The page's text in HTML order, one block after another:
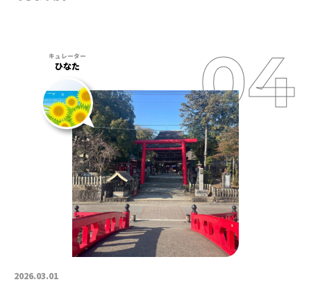
2026.03.01
ひなた